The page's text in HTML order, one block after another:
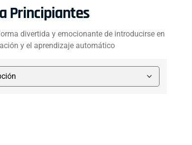
Principiantes
divertida y emocionante de introducirse en
y el aprendizaje automático